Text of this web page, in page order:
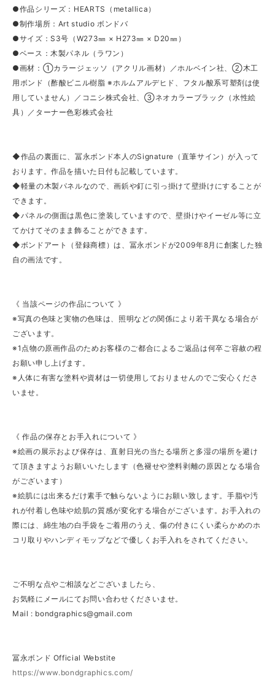
●作品シリーズ：HEARTS（metallica）
●制作場所：Art studio ボンドバ
●サイズ：S3号（W273㎜ × H273㎜ × D20㎜）
●ベース：木製パネル（ラワン）
●画材：①カラージェッソ（アクリル画材）／ホルベイン社、②木工
用ボンド（酢酸ビニル樹脂 ※ホルムアルデヒド、フタル酸系可塑剤は使
用していません）／コニシ株式会社、③ネオカラーブラック（水性絵
具）／ターナー色彩株式会社
◆作品の裏面に、冨永ボンド本人のSignature（直筆サイン）が入って
おります。作品を描いた日付も記載しています。
◆軽量の木製パネルなので、画鋲や釘に引っ掛けて壁掛けにすることが
できます。
◆パネルの側面は黒色に塗装していますので、壁掛けやイーゼル等に立
てかけてそのまま飾ることができます。
◆ボンドアート（登録商標）は、冨永ボンドが2009年8月に創案した独
自の画法です。
《 当該ページの作品について 》
※写真の色味と実物の色味は、照明などの関係により若干異なる場合が
ございます。
※1点物の原画作品のためお客様のご都合によるご返品は何卒ご容赦の程
お願い申し上げます。
※人体に有害な塗料や資材は一切使用しておりませんのでご安心くださ
いませ。
《 作品の保存とお手入れについて 》
※絵画の展示および保存は、直射日光の当たる場所と多湿の場所を避け
て頂きますようお願いいたします（色褪せや塗料剥離の原因となる場合
がございます）
※絵肌には出来るだけ素手で触らないようにお願い致します。手脂や汚
れが付着し色味や絵肌の質感が変化する場合がございます。お手入れの
際には、綿生地の白手袋をご着用のうえ、傷の付きにくい柔らかめのホ
コリ取りやハンディモップなどで優しくお手入れをされてください。
ご不明な点やご相談などございましたら、
お気軽にメールにてお問い合わせくださいませ。
Mail : bondgraphics@gmail.com
冨永ボンド Official Webstite
https://www.bondgraphics.com/